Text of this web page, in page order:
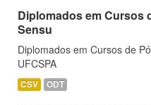
Diplomados em Cursos
Sensu
Diplomados em Cursos de
UFCSPA
CSV ODT